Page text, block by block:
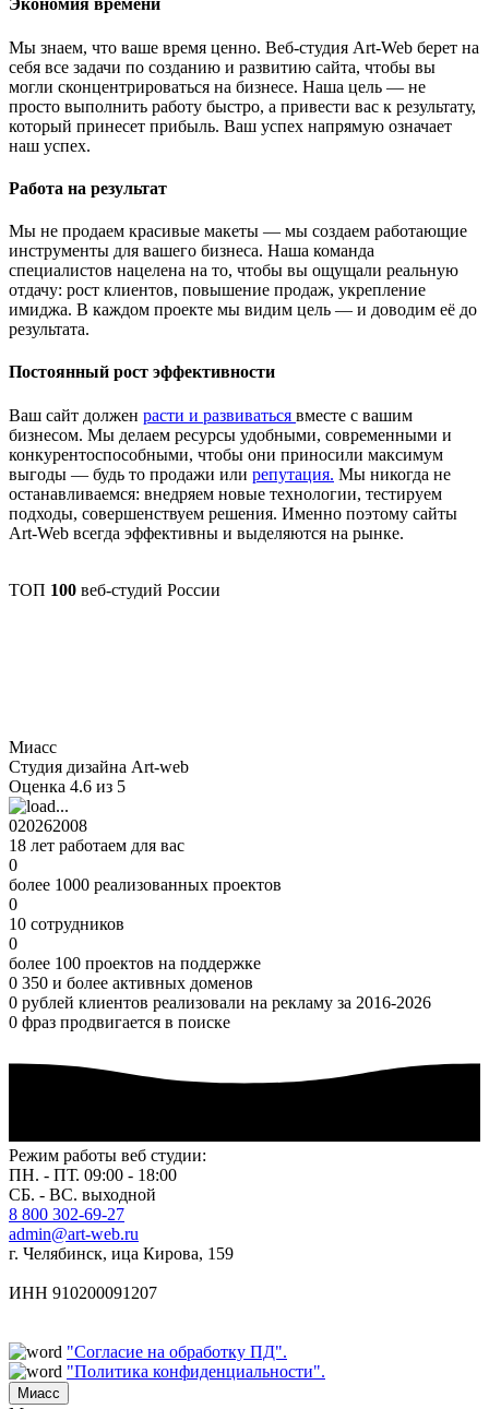
Экономия времени
Мы знаем, что ваше время ценно. Веб-студия Art-Web берет на
себя все задачи по созданию и развитию сайта, чтобы вы
могли сконцентрироваться на бизнесе. Наша цель — не
просто выполнить работу быстро, а привести вас к результату,
который принесет прибыль. Ваш успех напрямую означает
наш успех.
Работа на результат
Мы не продаем красивые макеты — мы создаем работающие
инструменты для вашего бизнеса. Наша команда
специалистов нацелена на то, чтобы вы ощущали реальную
отдачу: рост клиентов, повышение продаж, укрепление
имиджа. В каждом проекте мы видим цель — и доводим её до
результата.
Постоянный рост эффективности
Ваш сайт должен расти и развиваться вместе с вашим
бизнесом. Мы делаем ресурсы удобными, современными и
конкурентоспособными, чтобы они приносили максимум
выгоды — будь то продажи или репутация. Мы никогда не
останавливаемся: внедряем новые технологии, тестируем
подходы, совершенствуем решения. Именно поэтому сайты
Art-Web всегда эффективны и выделяются на рынке.
ТОП 100 веб-студий России
Миасс
Студия дизайна Art-web
Оценка 4.6 из 5
020262008
18 лет работаем для вас
0
более 1000 реализованных проектов
0
10 сотрудников
0
более 100 проектов на поддержке
0 350 и более активных доменов
0 рублей клиентов реализовали на рекламу за 2016-2026
0 фраз продвигается в поиске
Режим работы веб студии:
ПН. - ПТ. 09:00 - 18:00
СБ. - ВС. выходной
8 800 302-69-27
admin@art-web.ru
г. Челябинск, ица Кирова, 159
ИНН 910200091207
"Согласие на обработку ПД".
"Политика конфиденциальности".
Миасс